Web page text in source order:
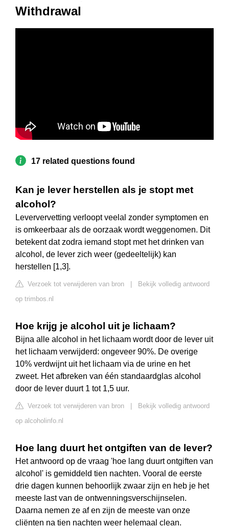
Withdrawal
17 related questions found
Kan je lever herstellen als je stopt met
alcohol?
Leververvetting verloopt veelal zonder symptomen en
is omkeerbaar als de oorzaak wordt weggenomen. Dit
betekent dat zodra iemand stopt met het drinken van
alcohol, de lever zich weer (gedeeltelijk) kan
herstellen [1,3].
Verzoek tot verwijderen van bron
Bekijk volledig antwoord
op trimbos.nl
Hoe krijg je alcohol uit je lichaam?
Bijna alle alcohol in het lichaam wordt door de lever uit
het lichaam verwijderd: ongeveer 90%. De overige
10% verdwijnt uit het lichaam via de urine en het
zweet. Het afbreken van één standaardglas alcohol
door de lever duurt 1 tot 1,5 uur.
Verzoek tot verwijderen van bron
Bekijk volledig antwoord
op alcoholinfo.nl
Hoe lang duurt het ontgiften van de lever?
Het antwoord op de vraag 'hoe lang duurt ontgiften van
alcohol' is gemiddeld tien nachten. Vooral de eerste
drie dagen kunnen behoorlijk zwaar zijn en heb je het
meeste last van de ontwenningsverschijnselen.
Daarna nemen ze af en zijn de meeste van onze
cliënten na tien nachten weer helemaal clean.